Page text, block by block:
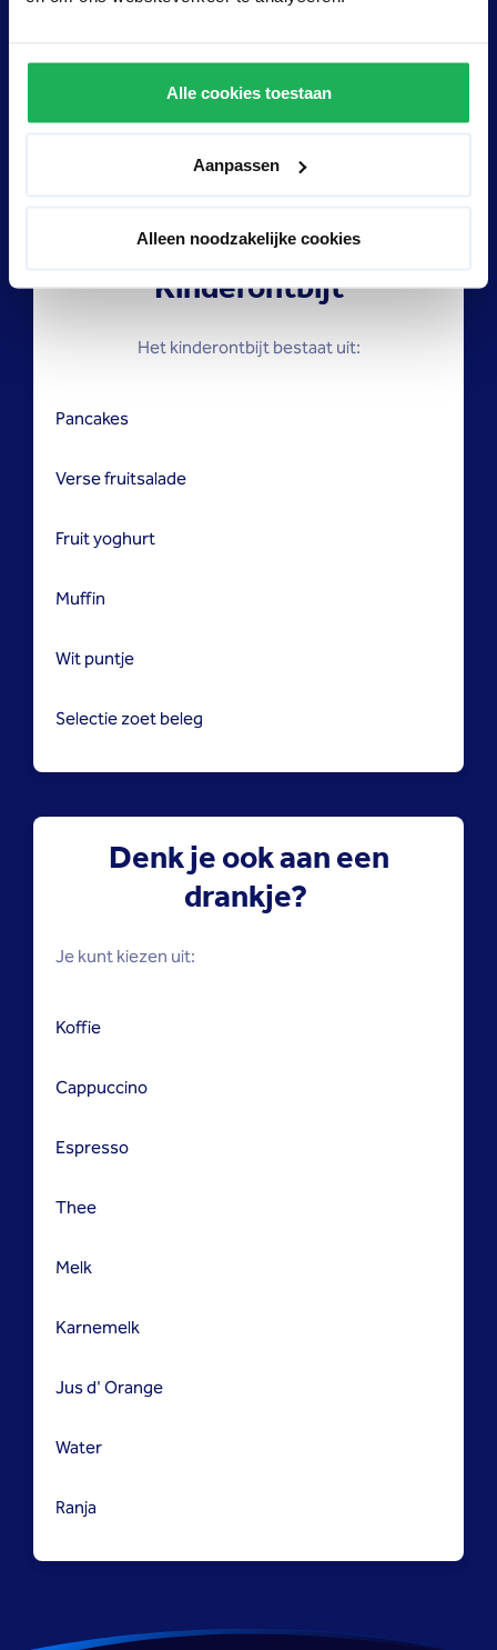
Alle cookies toestaan
Aanpassen
Alleen noodzakelijke cookies
Donker oerbrood en witte bol
Kinderontbijt
Het kinderontbijt bestaat uit:
Pancakes
Verse fruitsalade
Fruit yoghurt
Muffin
Wit puntje
Selectie zoet beleg
Denk je ook aan een
drankje?
Je kunt kiezen uit:
Koffie
Cappuccino
Espresso
Thee
Melk
Karnemelk
Jus d' Orange
Water
Ranja